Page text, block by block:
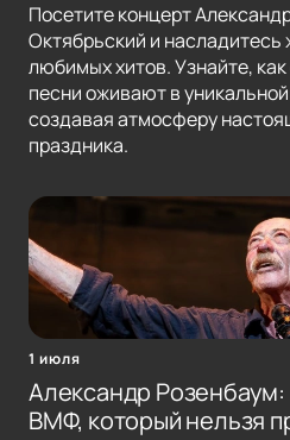
Посетите концерт
Октябрьский и
любимых хитов. Узнайте,
песни оживают в
создавая атмосферу
праздника.
1 июля
Александр
ВМФ, который нельзя